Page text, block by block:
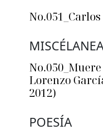
Lorenzo
2012)
POESÍA